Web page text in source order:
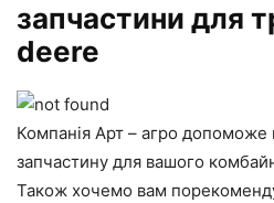
запчастини для
deere
Компанія Арт – агро допоможе
запчастину для вашого
Також хочемо вам